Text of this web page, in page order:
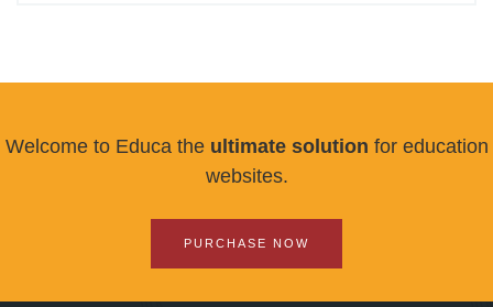
Welcome to Educa the ultimate solution for education
websites.
PURCHASE NOW